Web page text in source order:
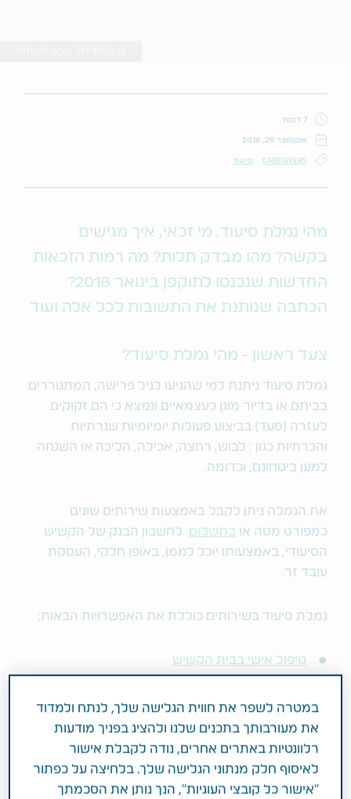
7 דקות
אוקטובר 29, 2018
CAREGIVERS סיעוד
מהי גמלת סיעוד, מי זכאי, איך מגישים
בקשה? מהו מבדק תלות? מה רמות הזכאות
החדשות שנכנסו לתוקפן בינואר 2018?
הכתבה שנותנת את התשובות לכל אלה ועוד
צעד ראשון - מהי גמלת סיעוד?
גמלת סיעוד ניתנת למי שהגיעו לגיל פרישה, המתגוררים
בביתם או בדיור מוגן כעצמאיים ונמצא כי הם זקוקים
לעזרה (סעד) בביצוע פעולות יומיומיות שגרתיות
והכרחיות כגון : לבוש, רחצה, אכילה, הליכה או השגחה
למען ביטחונם, וכדומה.
את הגמלה ניתן לקבל באמצעות שירותים שונים
כמפורט מטה או בתשלום
לחשבון הבנק של הקשיש
הסיעודי, באמצעותו יוכל לממן, באופן חלקי, העסקת
עובד זר.
גמלת סיעוד בשירותים כוללת את האפשרויות הבאות:
טיפול אישי בבית הקשיש
מרכז יום לקשיש
אספקה של מוצרי ספיגה
לחצן מצוקה
שירותי כביסה
הזכאי לגמלה יכול לשלב בין השירותים השונים בהתאם
במטרה לשפר את חווית הגלישה שלך, לנתח ולמדוד
את מעורבותך בתכנים שלנו ולהציג בפניך מודעות
רלוונטיות באתרים אחרים, נודה לקבלת אישור
לאיסוף חלק מנתוני הגלישה שלך. בלחיצה על כפתור
"אישור כל קובצי העוגיות", הנך נותן את הסכמתך